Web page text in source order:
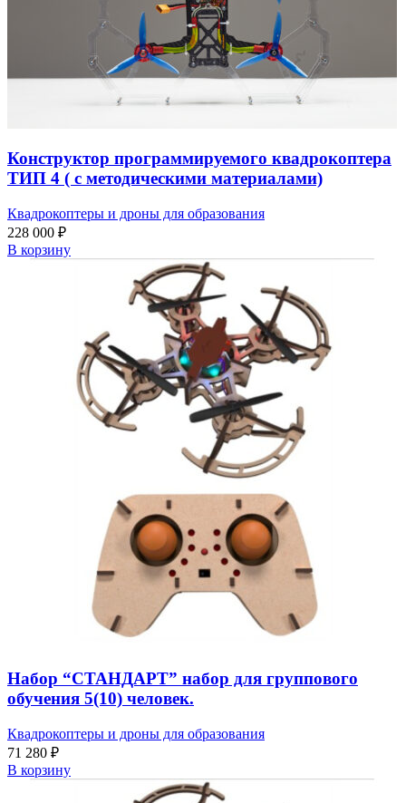
Конструктор программируемого квадрокоптера
ТИП 4 ( с методическими материалами)
Квадрокоптеры и дроны для образования
228 000 ₽
В корзину
Набор “СТАНДАРТ” набор для группового
обучения 5(10) человек.
Квадрокоптеры и дроны для образования
71 280 ₽
В корзину